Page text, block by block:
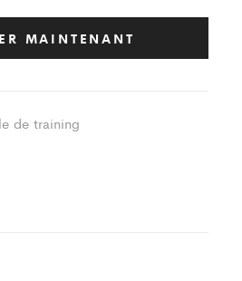
MAINTENANT
de training